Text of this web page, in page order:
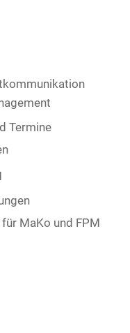
Termine
MaKo und FPM